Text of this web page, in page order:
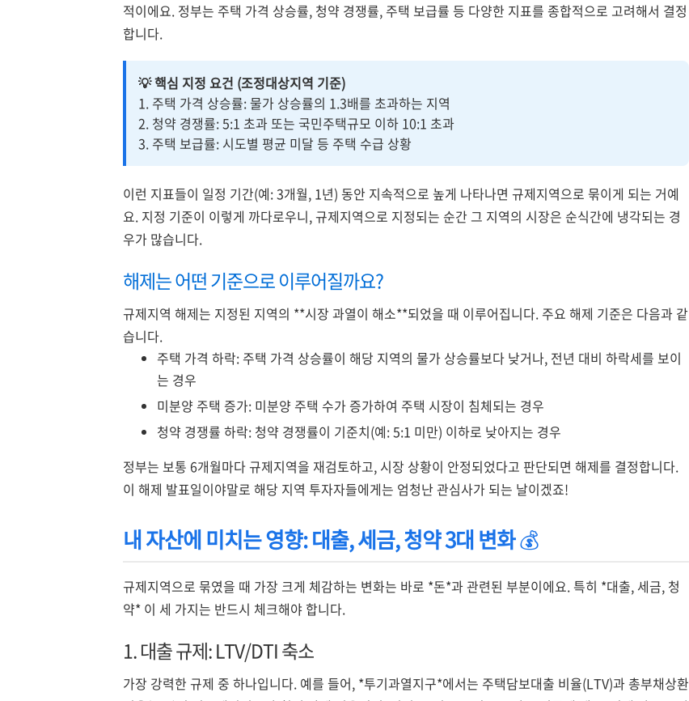
적이에요. 정부는 주택 가격 상승률, 청약 경쟁률, 주택 보급률 등 다양한 지표를 종합적으로 고려해서 결정
합니다.
💡 핵심 지정 요건 (조정대상지역 기준)
1. 주택 가격 상승률: 물가 상승률의 1.3배를 초과하는 지역
2. 청약 경쟁률: 5:1 초과 또는 국민주택규모 이하 10:1 초과
3. 주택 보급률: 시도별 평균 미달 등 주택 수급 상황
이런 지표들이 일정 기간(예: 3개월, 1년) 동안 지속적으로 높게 나타나면 규제지역으로 묶이게 되는 거예
요. 지정 기준이 이렇게 까다로우니, 규제지역으로 지정되는 순간 그 지역의 시장은 순식간에 냉각되는 경
우가 많습니다.
해제는 어떤 기준으로 이루어질까요?
규제지역 해제는 지정된 지역의 **시장 과열이 해소**되었을 때 이루어집니다. 주요 해제 기준은 다음과 같
습니다.
주택 가격 하락: 주택 가격 상승률이 해당 지역의 물가 상승률보다 낮거나, 전년 대비 하락세를 보이
는 경우
미분양 주택 증가: 미분양 주택 수가 증가하여 주택 시장이 침체되는 경우
청약 경쟁률 하락: 청약 경쟁률이 기준치(예: 5:1 미만) 이하로 낮아지는 경우
정부는 보통 6개월마다 규제지역을 재검토하고, 시장 상황이 안정되었다고 판단되면 해제를 결정합니다.
이 해제 발표일이야말로 해당 지역 투자자들에게는 엄청난 관심사가 되는 날이겠죠!
내 자산에 미치는 영향: 대출, 세금, 청약 3대 변화💰
규제지역으로 묶였을 때 가장 크게 체감하는 변화는 바로 *돈*과 관련된 부분이에요. 특히 *대출, 세금, 청
약* 이 세 가지는 반드시 체크해야 합니다.
1. 대출 규제: LTV/DTI 축소
가장 강력한 규제 중 하나입니다. 예를 들어, *투기과열지구*에서는 주택담보대출 비율(LTV)과 총부채상환